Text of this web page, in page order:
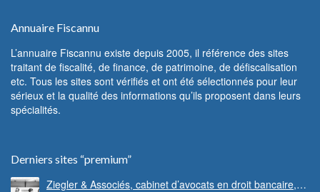
Annuaire Fiscannu
L’annuaire Fiscannu existe depuis 2005, il référence des sites
traitant de fiscalité, de finance, de patrimoine, de défiscalisation
etc. Tous les sites sont vérifiés et ont été sélectionnés pour leur
sérieux et la qualité des informations qu’ils proposent dans leurs
spécialités.
Derniers sites “premium”
Ziegler & Associés, cabinet d’avocats en droit bancaire,